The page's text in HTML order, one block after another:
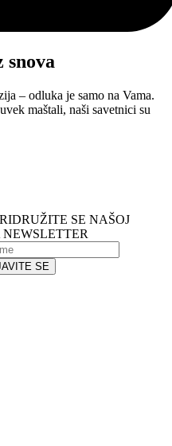
snova
– odluka je samo na Vama.
maštali, naši savetnici su
SE NAŠOJ